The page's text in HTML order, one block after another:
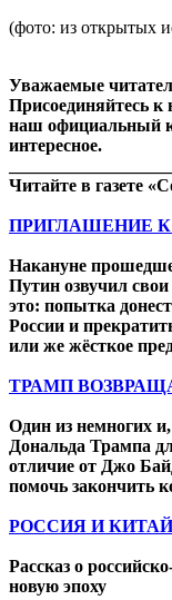
(фото: из открытых
Уважаемые
Присоединяйтесь к
наш официальный
интересное.
Читайте в газете
ПРИГЛАШЕНИЕ
Накануне
Путин озвучил
это: попытка
России и
или же жёсткое
ТРАМП
Один из немногих
Дональда Трампа
отличие от Джо
помочь закончить
РОССИЯ И КИТАЙ
Рассказ о
новую эпоху